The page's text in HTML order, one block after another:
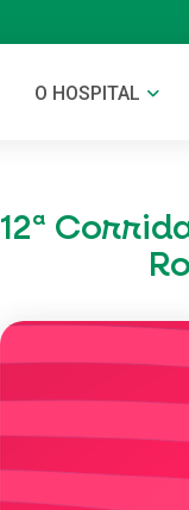
O HOSPITAL
12ª